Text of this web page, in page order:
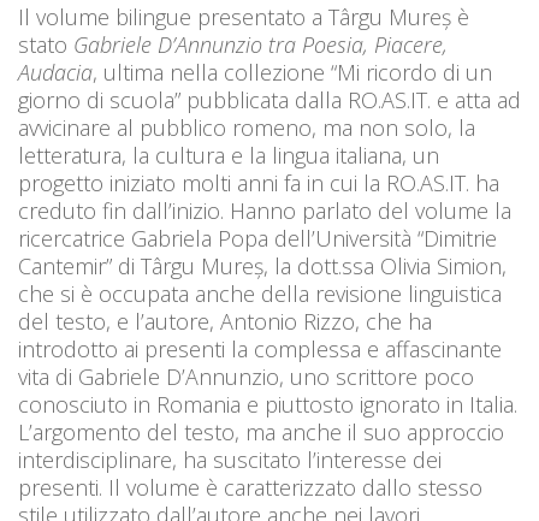
Il volume bilingue presentato a Târgu Mureș è
stato Gabriele D’Annunzio tra Poesia, Piacere,
Audacia, ultima nella collezione “Mi ricordo di un
giorno di scuola” pubblicata dalla RO.AS.IT. e atta ad
avvicinare al pubblico romeno, ma non solo, la
letteratura, la cultura e la lingua italiana, un
progetto iniziato molti anni fa in cui la RO.AS.IT. ha
creduto fin dall’inizio. Hanno parlato del volume la
ricercatrice Gabriela Popa dell’Università “Dimitrie
Cantemir” di Târgu Mureș, la dott.ssa Olivia Simion,
che si è occupata anche della revisione linguistica
del testo, e l’autore, Antonio Rizzo, che ha
introdotto ai presenti la complessa e affascinante
vita di Gabriele D’Annunzio, uno scrittore poco
conosciuto in Romania e piuttosto ignorato in Italia.
L’argomento del testo, ma anche il suo approccio
interdisciplinare, ha suscitato l’interesse dei
presenti. Il volume è caratterizzato dallo stesso
stile utilizzato dall’autore anche nei lavori